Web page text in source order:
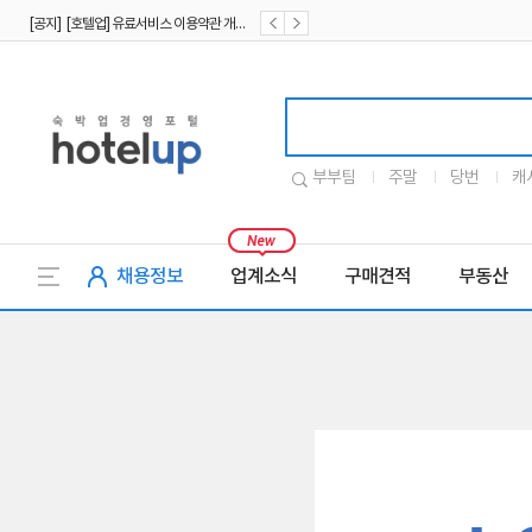
부부팀 주말 당번 캐
채용정보 업계소식 구매견적 부동산